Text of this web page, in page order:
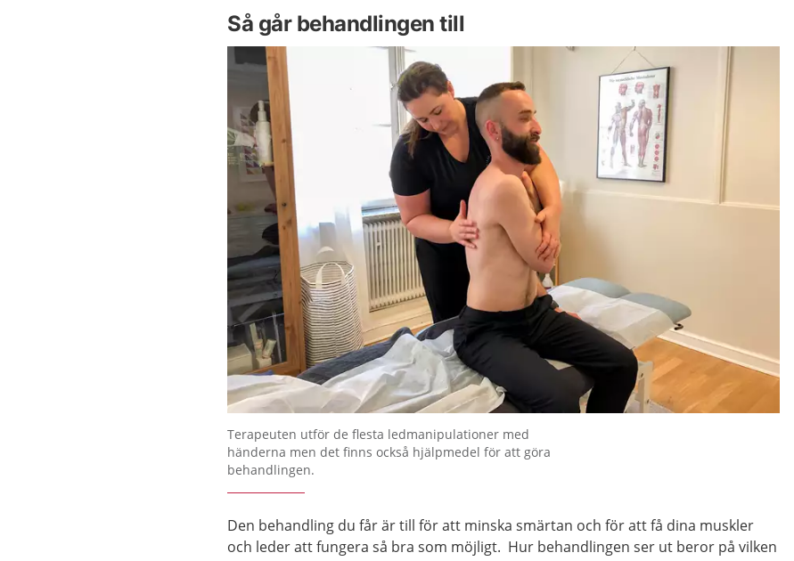
Så går behandlingen till
Terapeuten utför de flesta ledmanipulationer med
händerna men det finns också hjälpmedel för att göra
behandlingen.
Den behandling du får är till för att minska smärtan och för att få dina muskler
och leder att fungera så bra som möjligt. Hur behandlingen ser ut beror på vilken